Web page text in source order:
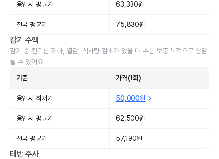
용인시 평균가 63,330원
전국 평균가 75,830원
감기 수액
감기 중 컨디션 저하, 열감, 식사량 감소가 있을 때 수분 보충 목적으로 상담
될 수 있어요.
기준 가격(1회)
용인시 최저가 50,000원
용인시 평균가 62,500원
전국 평균가 57,190원
태반 주사